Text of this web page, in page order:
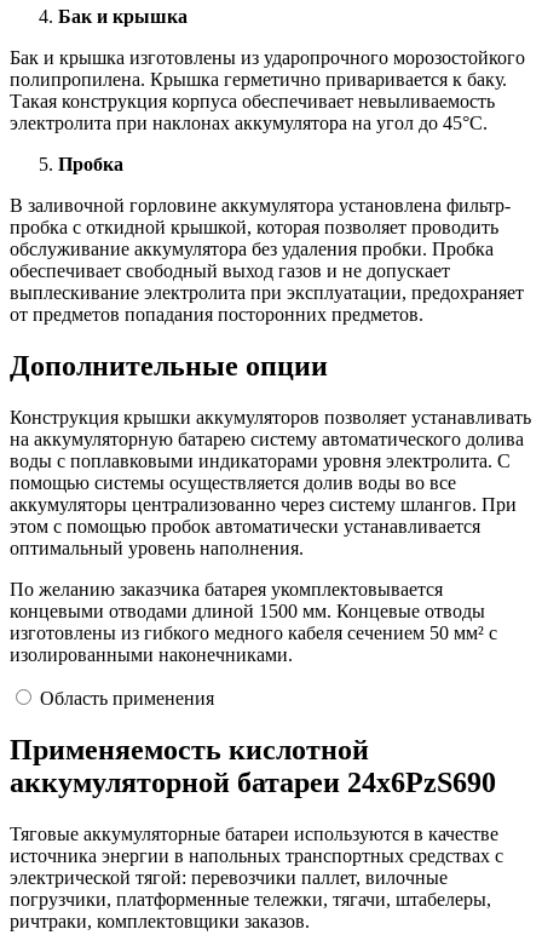
Бак и крышка
Бак и крышка изготовлены из ударопрочного морозостойкого
полипропилена. Крышка герметично приваривается к баку.
Такая конструкция корпуса обеспечивает невыливаемость
электролита при наклонах аккумулятора на угол до 45°С.
Пробка
В заливочной горловине аккумулятора установлена фильтр-
пробка с откидной крышкой, которая позволяет проводить
обслуживание аккумулятора без удаления пробки. Пробка
обеспечивает свободный выход газов и не допускает
выплескивание электролита при эксплуатации, предохраняет
от предметов попадания посторонних предметов.
Дополнительные опции
Конструкция крышки аккумуляторов позволяет устанавливать
на аккумуляторную батарею систему автоматического долива
воды с поплавковыми индикаторами уровня электролита. С
помощью системы осуществляется долив воды во все
аккумуляторы централизованно через систему шлангов. При
этом с помощью пробок автоматически устанавливается
оптимальный уровень наполнения.
По желанию заказчика батарея укомплектовывается
концевыми отводами длиной 1500 мм. Концевые отводы
изготовлены из гибкого медного кабеля сечением 50 мм² с
изолированными наконечниками.
Область применения
Применяемость кислотной
аккумуляторной батареи 24х6PzS690
Тяговые аккумуляторные батареи используются в качестве
источника энергии в напольных транспортных средствах с
электрической тягой: перевозчики паллет, вилочные
погрузчики, платформенные тележки, тягачи, штабелеры,
ричтраки, комплектовщики заказов.